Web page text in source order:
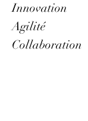
Innovation
Agilité
Collaboration